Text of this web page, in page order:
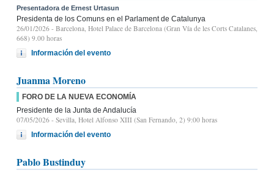
Presentadora de Ernest Urtasun
Presidenta de los Comuns en el Parlament de Catalunya
26/01/2026 - Barcelona, Hotel Palace de Barcelona (Gran Vía de les Corts Catalanes,
668) 9.00 horas
Información del evento
Juanma Moreno
FORO DE LA NUEVA ECONOMÍA
Presidente de la Junta de Andalucía
07/05/2026 - Sevilla, Hotel Alfonso XIII (San Fernando, 2) 9:00 horas
Información del evento
Pablo Bustinduy